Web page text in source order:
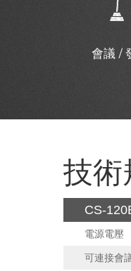
會議 /
技術
CS-
電源電壓
可連接會